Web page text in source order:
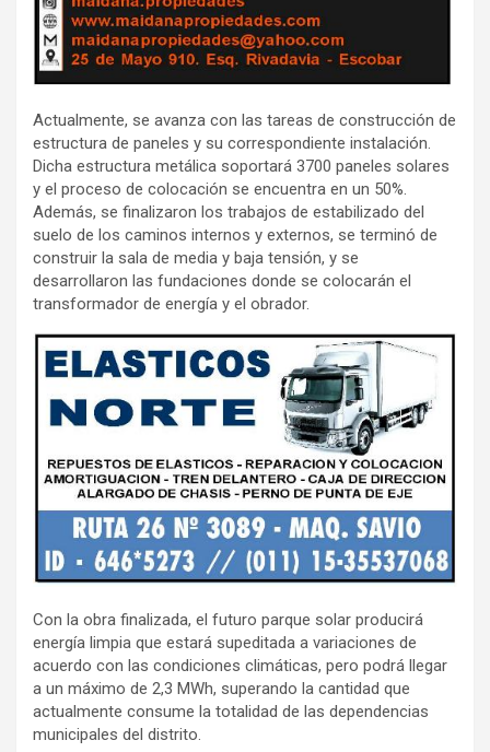
Actualmente, se avanza con las tareas de construcción de
estructura de paneles y su correspondiente instalación.
Dicha estructura metálica soportará 3700 paneles solares
y el proceso de colocación se encuentra en un 50%.
Además, se finalizaron los trabajos de estabilizado del
suelo de los caminos internos y externos, se terminó de
construir la sala de media y baja tensión, y se
desarrollaron las fundaciones donde se colocarán el
transformador de energía y el obrador.
Con la obra finalizada, el futuro parque solar producirá
energía limpia que estará supeditada a variaciones de
acuerdo con las condiciones climáticas, pero podrá llegar
a un máximo de 2,3 MWh, superando la cantidad que
actualmente consume la totalidad de las dependencias
municipales del distrito.